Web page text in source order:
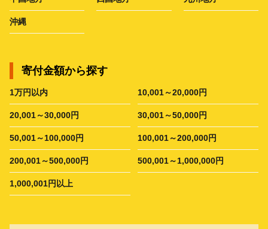
沖縄
寄付金額から探す
1万円以内 10,001～20,000円
20,001～30,000円 30,001～50,000円
50,001～100,000円 100,001～200,000円
200,001～500,000円 500,001～1,000,000円
1,000,001円以上